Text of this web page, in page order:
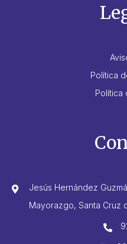
Política
Política
Jesús Hernández
Mayorazgo, Santa Cruz